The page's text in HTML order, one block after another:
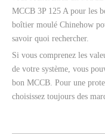
MCCB 3P 125 A pour les
boîtier moulé Chinehow
savoir quoi rechercher.
Si vous comprenez les
de votre système, vous
bon MCCB. Pour une
choisissez toujours des